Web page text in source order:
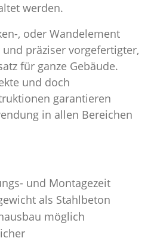
werden.
, oder Wandelement
präziser vorgefertigter,
für ganze Gebäude.
und doch
garantieren
in allen Bereichen
und Montagezeit
als Stahlbeton
möglich